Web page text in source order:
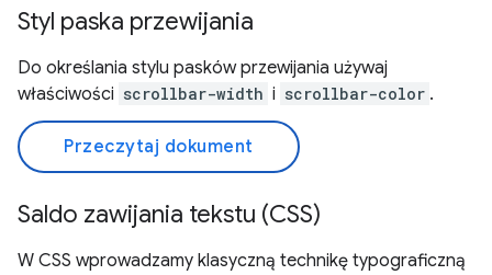
Styl paska przewijania
Do określania stylu pasków przewijania używaj
właściwości scrollbar-width i scrollbar-color .
Przeczytaj dokument
Saldo zawijania tekstu (CSS)
W CSS wprowadzamy klasyczną technikę typograficzną